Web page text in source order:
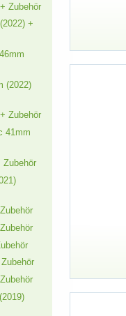
Zubehör
+
(2022)
Zubehör
41mm
Zubehör